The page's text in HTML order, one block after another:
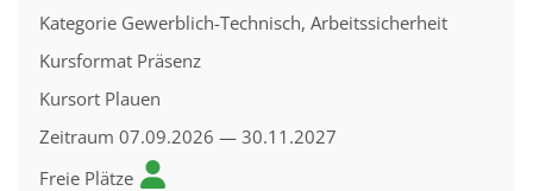
Kategorie Gewerblich-Technisch, Arbeitssicherheit
Kursformat Präsenz
Kursort Plauen
Zeitraum 07.09.2026 — 30.11.2027
Freie Plätze